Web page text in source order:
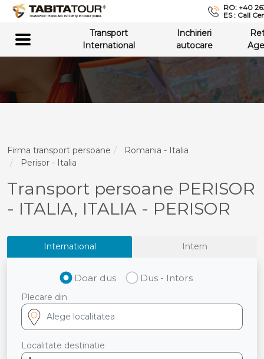
RO: +40
ES : Call
Transport
International
Inchirieri
autocare
Firma transport persoane
Romania - Italia
Perisor - Italia
Transport persoane PERISOR
- ITALIA, ITALIA - PERISOR
International Intern
Doar dus Dus - Intors
Plecare din
Localitate destinatie